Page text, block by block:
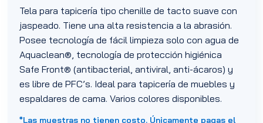
Tela para tapicería tipo chenille de tacto suave con
jaspeado. Tiene una alta resistencia a la abrasión.
Posee tecnología de fácil limpieza solo con agua de
Aquaclean®, tecnología de protección higiénica
Safe Front® (antibacterial, antiviral, anti-ácaros) y
es libre de PFC’s. Ideal para tapicería de muebles y
espaldares de cama. Varios colores disponibles.
*Las muestras no tienen costo. Únicamente pagas el